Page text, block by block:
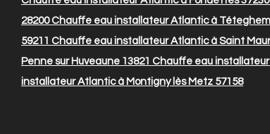
28200Chauffe eau installateur Atlantic à Téteghem
59211 Chauffe eau installateur Atlantic à Saint
Penne sur Huveaune 13821 Chauffe eau
installateur Atlantic à Montigny lès Metz 57158